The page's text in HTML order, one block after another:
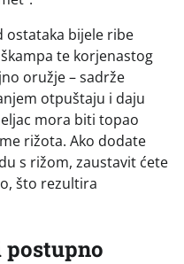
ostataka bijele ribe
te korjenastog
oružje – sadrže
otpuštaju i daju
mora biti topao
rižota. Ako dodate
s rižom, zaustavit ćete
što rezultira